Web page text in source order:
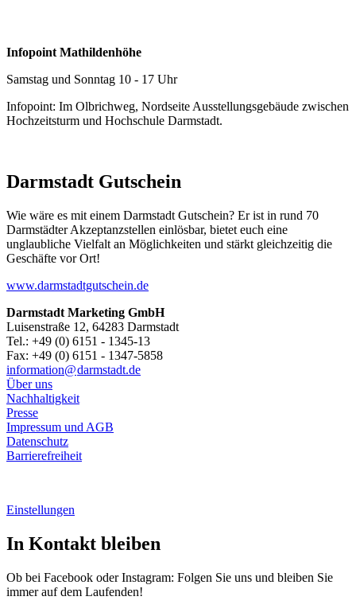
Infopoint Mathildenhöhe
Samstag und Sonntag 10 - 17 Uhr
Infopoint: Im Olbrichweg, Nordseite Ausstellungsgebäude zwischen
Hochzeitsturm und Hochschule Darmstadt.
Darmstadt Gutschein
Wie wäre es mit einem Darmstadt Gutschein? Er ist in rund 70
Darmstädter Akzeptanzstellen einlösbar, bietet euch eine
unglaubliche Vielfalt an Möglichkeiten und stärkt gleichzeitig die
Geschäfte vor Ort!
www.darmstadtgutschein.de
Darmstadt Marketing GmbH
Luisenstraße 12, 64283 Darmstadt
Tel.: +49 (0) 6151 - 1345-13
Fax: +49 (0) 6151 - 1347-5858
information@darmstadt.de
Über uns
Nachhaltigkeit
Presse
Impressum und AGB
Datenschutz
Barrierefreiheit
Einstellungen
In Kontakt bleiben
Ob bei Facebook oder Instagram: Folgen Sie uns und bleiben Sie
immer auf dem Laufenden!